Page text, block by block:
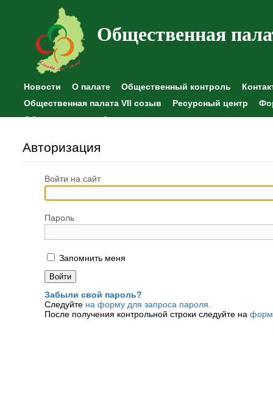
Общественная
Новости О палате Общественный контроль
Общественная палата VII созыв
Ресурсный центр
Общественные наблюдения
Авторизация
Войти на сайт
Пароль
Запомнить меня
Забыли свой пароль?
Следуйте на форму для запроса пароля.
После получения контрольной строки следуйте на